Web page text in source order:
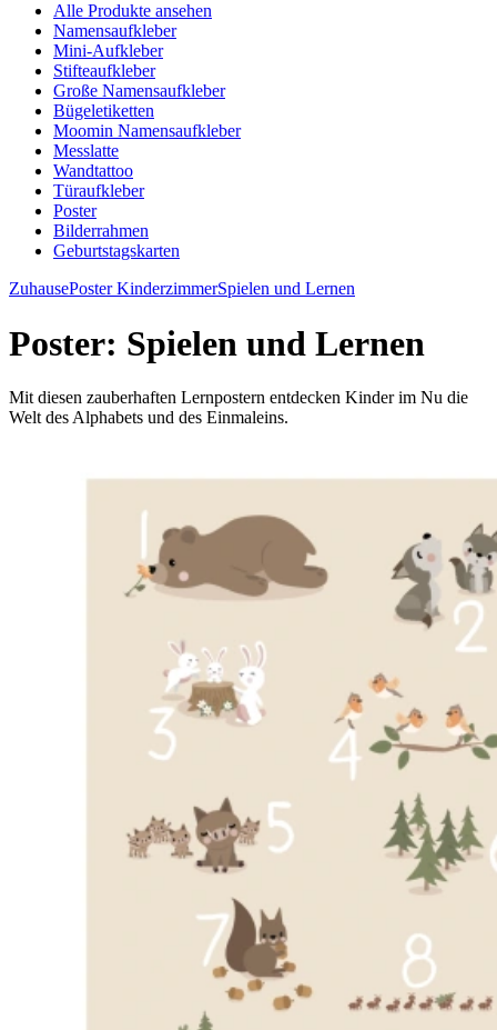
Alle Produkte ansehen
Namensaufkleber
Mini-Aufkleber
Stifteaufkleber
Große Namensaufkleber
Bügeletiketten
Moomin Namensaufkleber
Messlatte
Wandtattoo
Türaufkleber
Poster
Bilderrahmen
Geburtstagskarten
ZuhausePoster KinderzimmerSpielen und Lernen
Poster: Spielen und Lernen
Mit diesen zauberhaften Lernpostern entdecken Kinder im Nu die
Welt des Alphabets und des Einmaleins.